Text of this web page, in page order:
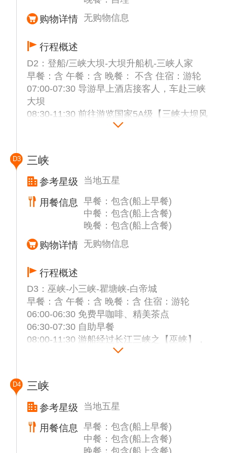
购物详情 无购物信息
行程概述
D2：登船/三峡大坝-大坝升船机-三峡人家
早餐：含 午餐：含 晚餐： 不含 住宿：游轮
07:00-07:30 导游早上酒店接客人，车赴三峡
大坝
08:30-11:30 前往游览国家5A级【三峡大坝风
景区】（不含码头缆车费2元/人，不含大坝讲
坝为混凝土重力坝，坝顶总长3035米，坝顶
高程185米，正常蓄水位175米，总库容393亿
立方米，能够抵御百年一遇的特大洪水（进入
大坝前将进行安全扫描检查，请勿携带剪刀，
指甲刀，酒类及易燃易爆物品）；
13:30-16:00 自选乘坐国家4A级【三峡大坝升
船机】（代售290元/人）
（备注：三峡大坝升船机难度大、遇到大风、
调箱等情况会关闭检修，游船会根据当天的实
际情况安排自选参观游览！）
16:30-18:30 乘车参观国家5A级【三峡人家】
白墙青瓦石板路，小桥流水吊脚楼，枯藤老树
喜鹊窝，机枪碉堡旧战壕，奇石溶洞古城堡，
(在民俗表演中，有时新娘新郎会给游客们敬
酒，酒是当地的包谷酒，如若人不能饮酒，请
18:30-19:30 登上星际阿波罗
19:00-20:00 船上安排了精美的登船自助晚餐
（代售68元/人），游客可自愿选择
备注：升船机以及中餐具体时间导游根据具体
D3 三峡
参考星级 当地五星
用餐信息
早餐：包含(船上早餐)
中餐：包含(船上含餐)
晚餐：包含(船上含餐)
购物详情 无购物信息
行程概述
D3：巫峡-小三峡-瞿塘峡-白帝城
早餐：含 午餐：含 晚餐：含 住宿：游轮
06:00-06:30 免费早咖啡、精美茶点
06:30-07:30 自助早餐
08:00-11:30 游船经过长江三峡之【巫峡】，
巫峡又称大峡，西起巫山大宁河口，东至巴东
览【小三峡】（代售290元/人）或者游船自由
活动
12:00-13:00 自助午餐
14:30-15:30 游船经过经过长江三峡的起点-
【瞿塘峡】，西起奉节县白帝城，东至巫山县
D4 三峡
参考星级 当地五星
用餐信息
早餐：包含(船上早餐)
中餐：包含(船上含餐)
晚餐：包含(船上含餐)